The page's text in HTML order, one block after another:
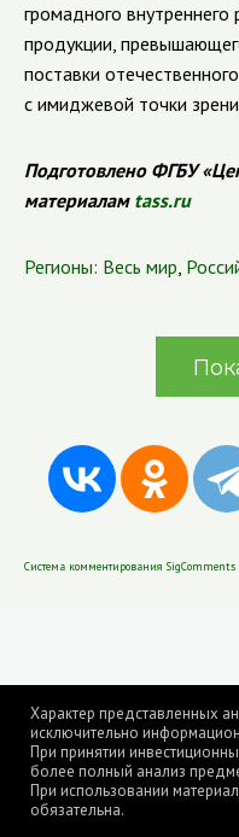
громадного
продукции,
поставки
с имиджевой точки
Подготовлено ФГБУ
материалам tass.ru
Регионы: Весь мир,
Система комментирования SigComments
Характер представленных
исключительно
При принятии
более полный анализ
При использовании
обязательна.